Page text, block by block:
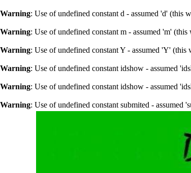
Warning: Use of undefined constant d - assumed 'd'
Warning: Use of undefined constant m - assumed 'm'
Warning: Use of undefined constant Y - assumed 'Y'
Warning: Use of undefined constant idshow - assumed
Warning: Use of undefined constant idshow - assumed
Warning: Use of undefined constant submited -